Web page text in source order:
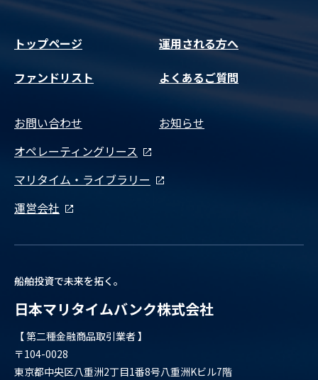
船舶投資で未来を拓く。
日本マリタイムバンク株式会社
【 第二種金融商品取引業者 】
〒104-0028
東京都中央区八重洲2丁目1番8号八重洲Kビル7階
トップページ
運用される方へ
ファンドリスト
よくあるご質問
お問い合わせ
お知らせ
オペレーティングリース
マリタイム・ライブラリー
運営会社